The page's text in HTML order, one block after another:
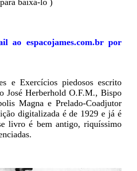
baixá-lo )
ao espacojames.com.br por
e Exercícios piedosos escrito
José Herberhold O.F.M., Bispo
Magna e Prelado-Coadjutor
digitalizada é de 1929 e já é
livro é bem antigo, riquíssimo